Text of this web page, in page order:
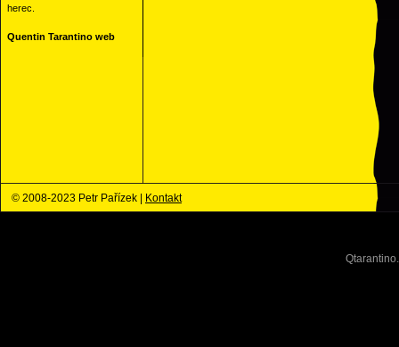
herec.
Quentin Tarantino web
© 2008-2023 Petr Pařízek | Kontakt